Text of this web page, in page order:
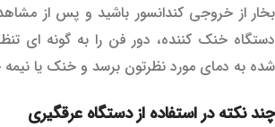
بخار از خروجی کندانسور باشید و پس از
دستگاه خنک کننده، دور فن را به گونه ای
شده به دمای مورد نظرتون برسد و خنک یا
چند نکته در استفاده از دستگاه عرقگیری